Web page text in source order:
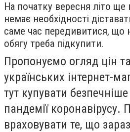
На початку вересня літо ще
немає необхідності
саме час передивитися, що
обягу треба підкупити.
Пропонуємо огляд цін
українських інтернет-
тут купувати
пандемії коронавірусу.
враховувати те, що